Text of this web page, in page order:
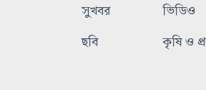
সুখবর
ভিডিও
ছবি
কৃষি ও